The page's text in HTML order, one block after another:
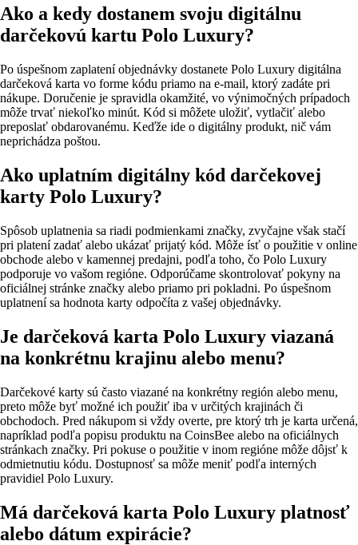
Ako a kedy dostanem svoju digitálnu
darčekovú kartu Polo Luxury?
Po úspešnom zaplatení objednávky dostanete Polo Luxury digitálna
darčeková karta vo forme kódu priamo na e‑mail, ktorý zadáte pri
nákupe. Doručenie je spravidla okamžité, vo výnimočných prípadoch
môže trvať niekoľko minút. Kód si môžete uložiť, vytlačiť alebo
preposlať obdarovanému. Keďže ide o digitálny produkt, nič vám
neprichádza poštou.
Ako uplatním digitálny kód darčekovej
karty Polo Luxury?
Spôsob uplatnenia sa riadi podmienkami značky, zvyčajne však stačí
pri platení zadať alebo ukázať prijatý kód. Môže ísť o použitie v online
obchode alebo v kamennej predajni, podľa toho, čo Polo Luxury
podporuje vo vašom regióne. Odporúčame skontrolovať pokyny na
oficiálnej stránke značky alebo priamo pri pokladni. Po úspešnom
uplatnení sa hodnota karty odpočíta z vašej objednávky.
Je darčeková karta Polo Luxury viazaná
na konkrétnu krajinu alebo menu?
Darčekové karty sú často viazané na konkrétny región alebo menu,
preto môže byť možné ich použiť iba v určitých krajinách či
obchodoch. Pred nákupom si vždy overte, pre ktorý trh je karta určená,
napríklad podľa popisu produktu na CoinsBee alebo na oficiálnych
stránkach značky. Pri pokuse o použitie v inom regióne môže dôjsť k
odmietnutiu kódu. Dostupnosť sa môže meniť podľa interných
pravidiel Polo Luxury.
Má darčeková karta Polo Luxury platnosť
alebo dátum expirácie?